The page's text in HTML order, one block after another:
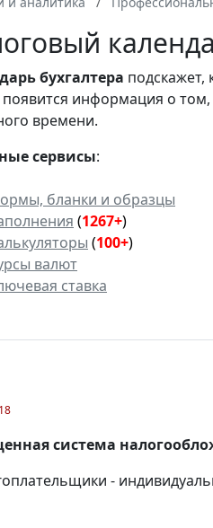
бухгалтера
появится информация о
времени.
сервисы:
бланки и образцы
(1267+)
(100+)
валют
ставка
система
-